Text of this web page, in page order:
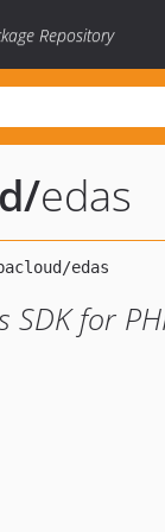
Repository
/edas
SDK for